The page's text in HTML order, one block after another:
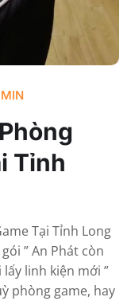
Tỉnh
Tại Tỉnh Long
” An Phát còn
linh kiện mới ”
phòng game, hay